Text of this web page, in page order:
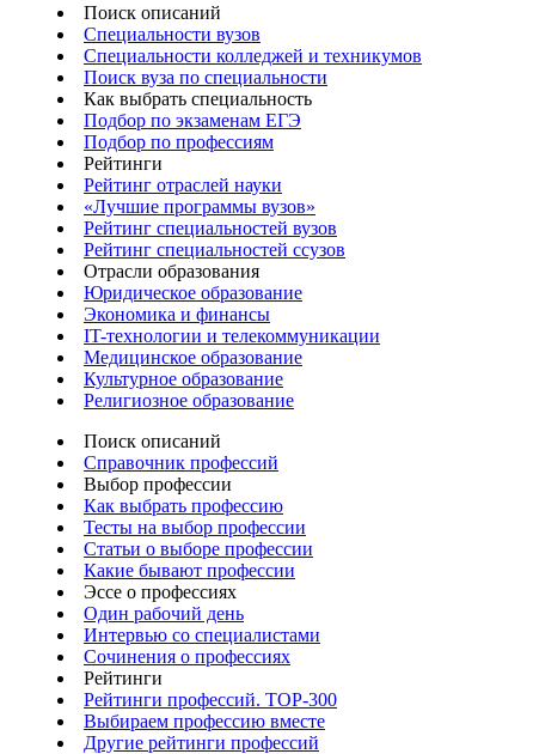
Поиск описаний
Специальности вузов
Специальности колледжей и техникумов
Поиск вуза по специальности
Как выбрать специальность
Подбор по экзаменам ЕГЭ
Подбор по профессиям
Рейтинги
Рейтинг отраслей науки
«Лучшие программы вузов»
Рейтинг специальностей вузов
Рейтинг специальностей ссузов
Отрасли образования
Юридическое образование
Экономика и финансы
IT-технологии и телекоммуникации
Медицинское образование
Культурное образование
Религиозное образование
Поиск описаний
Справочник профессий
Выбор профессии
Как выбрать профессию
Тесты на выбор профессии
Статьи о выборе профессии
Какие бывают профессии
Эссе о профессиях
Один рабочий день
Интервью со специалистами
Сочинения о профессиях
Рейтинги
Рейтинги профессий. TOP-300
Выбираем профессию вместе
Другие рейтинги профессий